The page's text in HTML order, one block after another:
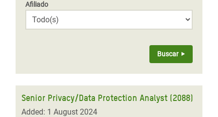
navegación
Afiliado
Senior Privacy/Data Protection Analyst (2088)
Added: 1 August 2024